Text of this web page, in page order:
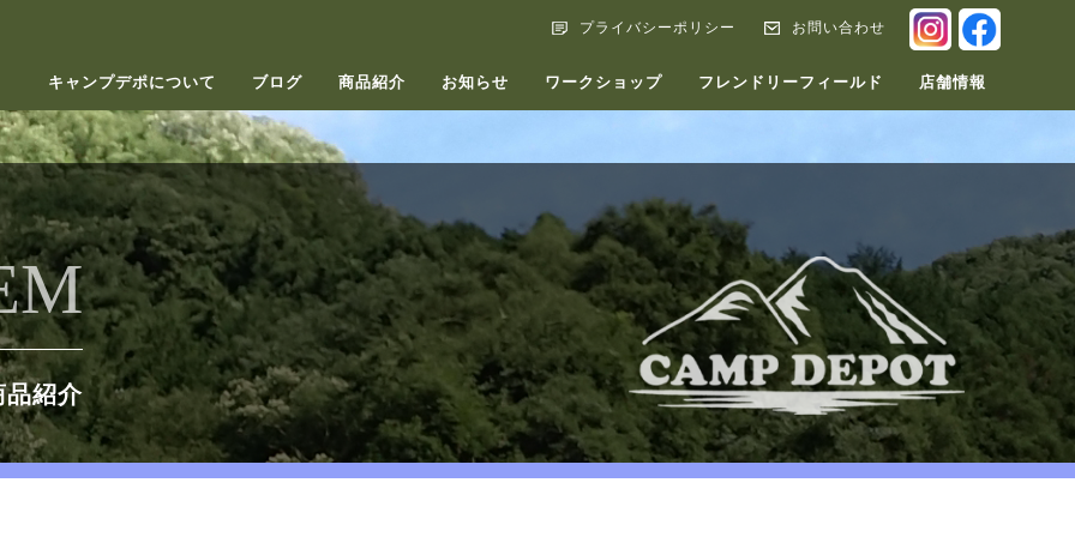
キャンプデポについて ブログ 商品紹介 お知らせ ワークショップ フレンドリーフィールド 店舗情報
プライバシーポリシー お問い合わせ
品紹介